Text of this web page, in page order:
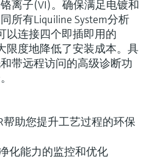
离子(VI)。确保满足电镀和
所有Liquiline System分析
以连接四个即插即用的
限度地降低了安装成本。具
带远程访问的高级诊断功
帮助您提升工艺过程的环保
化能力的监控和优化